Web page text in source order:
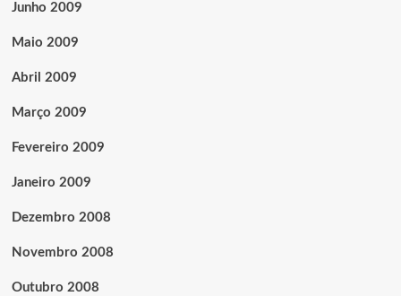
Junho 2009
Maio 2009
Abril 2009
Março 2009
Fevereiro 2009
Janeiro 2009
Dezembro 2008
Novembro 2008
Outubro 2008